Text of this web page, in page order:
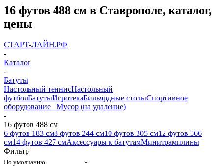
16 футов 488 см в Ставрополе, каталог,
цены
СТАРТ-ЛАЙН.РФ
-
Каталог
-
Батуты
Настольный теннисНастольный
футболБатутыИгротекаБильярдные столыСпортивное
оборудование _ Мусор (на удаление)
-
16 футов 488 см
6 футов 183 см8 футов 244 см10 футов 305 см12 футов 366
см14 футов 427 смАксессуары к батутамМинитрамплины
Фильтр
По умолчанию